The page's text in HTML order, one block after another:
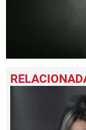
seconds
of